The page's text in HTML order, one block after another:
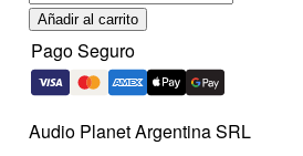
Añadir al carrito
Pago Seguro
Audio Planet Argentina SRL